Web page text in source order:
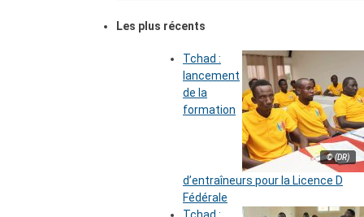
Les plus récents
© (DR)
Tchad :
lancement
de la
formation
d’entraîneurs pour la Licence D
Fédérale